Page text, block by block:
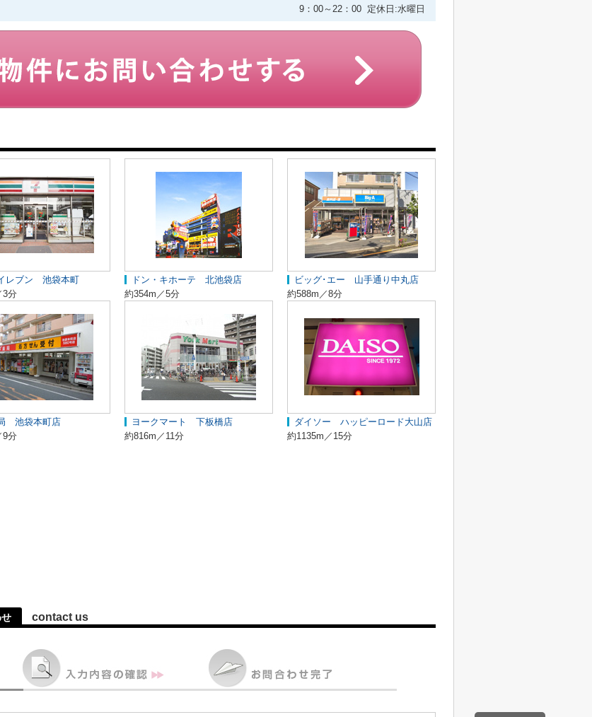
9：00～22：00 定休日:水曜日
レブン 池袋本町
3分
ドン・キホーテ 北池袋店
約354m／5分
ビッグ･エー 山手通り中丸店
約588m／8分
池袋本町店
9分
ヨークマート 下板橋店
約816m／11分
ダイソー ハッピーロード大山店
約1135m／15分
contact us